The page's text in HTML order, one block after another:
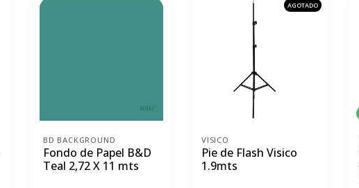
BD BACKGROUND
Fondo de Papel B&D
Teal 2,72 X 11 mts
AGOTADO
VISICO
Pie de Flash Visico
1.9mts